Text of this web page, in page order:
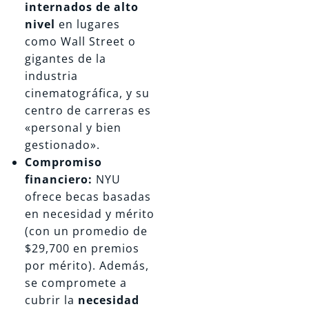
internados de alto
nivel en lugares
como Wall Street o
gigantes de la
industria
cinematográfica, y su
centro de carreras es
«personal y bien
gestionado».
Compromiso
financiero: NYU
ofrece becas basadas
en necesidad y mérito
(con un promedio de
$29,700 en premios
por mérito). Además,
se compromete a
cubrir la necesidad